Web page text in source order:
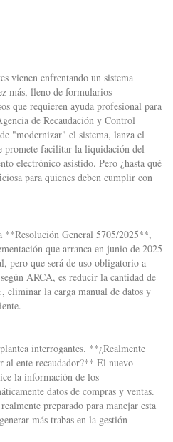
vienen enfrentando un sistema
más, lleno de formularios
que requieren ayuda profesional para
de Recaudación y Control
"modernizar" el sistema, lanza el
facilitar la liquidación del
electrónico asistido. Pero ¿hasta qué
para quienes deben cumplir con
**Resolución General 5705/2025**,
que arranca en junio de 2025
pero que será de uso obligatorio a
ARCA, es reducir la cantidad de
eliminar la carga manual de datos y
interrogantes. **¿Realmente
al ente recaudador?** El nuevo
la información de los
datos de compras y ventas.
preparado para manejar esta
más trabas en la gestión